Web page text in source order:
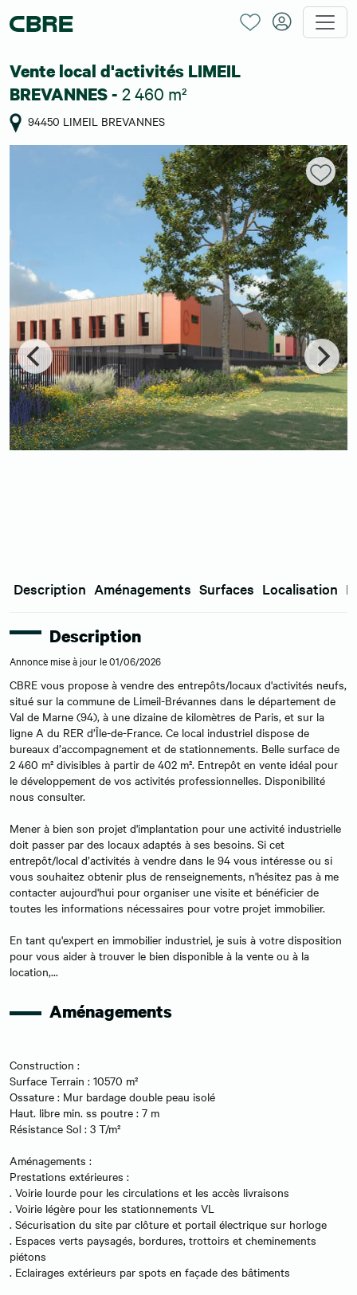
Vente local d'activités LIMEIL
BREVANNES - 2 460 m²
94450 LIMEIL BREVANNES
Description Aménagements Surfaces Localisation
Description
Annonce mise à jour le 01/06/2026
CBRE vous propose à vendre des entrepôts/locaux d'activités neufs,
situé sur la commune de Limeil-Brévannes dans le département de
Val de Marne (94), à une dizaine de kilomètres de Paris, et sur la
ligne A du RER d’Île-de-France. Ce local industriel dispose de
bureaux d’accompagnement et de stationnements. Belle surface de
2 460 m² divisibles à partir de 402 m². Entrepôt en vente idéal pour
le développement de vos activités professionnelles. Disponibilité
nous consulter.
Mener à bien son projet d'implantation pour une activité industrielle
doit passer par des locaux adaptés à ses besoins. Si cet
entrepôt/local d’activités à vendre dans le 94 vous intéresse ou si
vous souhaitez obtenir plus de renseignements, n'hésitez pas à me
contacter aujourd'hui pour organiser une visite et bénéficier de
toutes les informations nécessaires pour votre projet immobilier.
En tant qu'expert en immobilier industriel, je suis à votre disposition
pour vous aider à trouver le bien disponible à la vente ou à la
location,...
Aménagements
Construction :
Surface Terrain : 10570 m²
Ossature : Mur bardage double peau isolé
Haut. libre min. ss poutre : 7 m
Résistance Sol : 3 T/m²
Aménagements :
Prestations extérieures :
. Voirie lourde pour les circulations et les accès livraisons
. Voirie légère pour les stationnements VL
. Sécurisation du site par clôture et portail électrique sur horloge
. Espaces verts paysagés, bordures, trottoirs et cheminements
piétons
. Eclairages extérieurs par spots en façade des bâtiments